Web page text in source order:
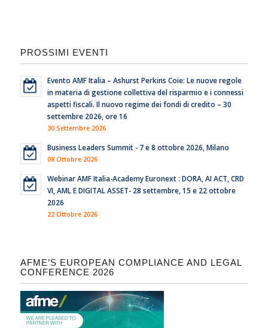
PROSSIMI EVENTI
Evento AMF Italia – Ashurst Perkins Coie: Le nuove regole
in materia di gestione collettiva del risparmio e i connessi
aspetti fiscali. Il nuovo regime dei fondi di credito – 30
settembre 2026, ore 16
30 Settembre 2026
Business Leaders Summit - 7 e 8 ottobre 2026, Milano
08 Ottobre 2026
Webinar AMF Italia-Academy Euronext : DORA, AI ACT, CRD
VI, AML E DIGITAL ASSET- 28 settembre, 15 e 22 ottobre
2026
22 Ottobre 2026
AFME’S EUROPEAN COMPLIANCE AND LEGAL
CONFERENCE 2026